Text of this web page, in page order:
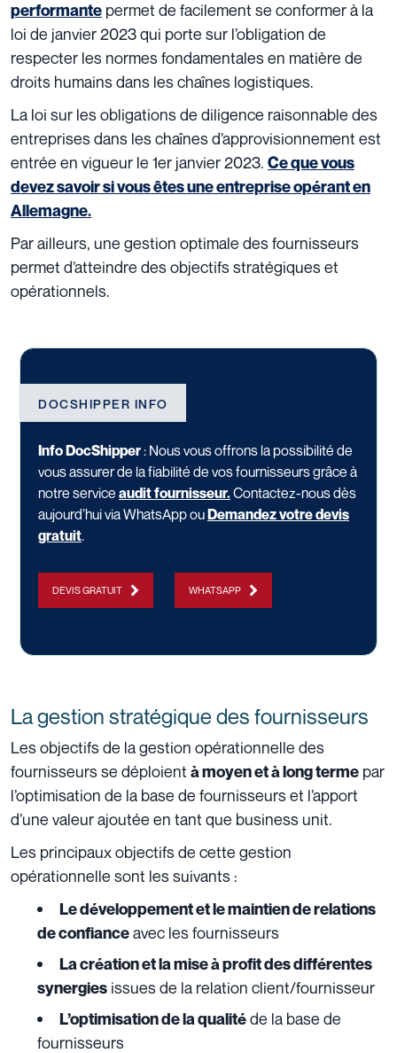
performante permet de facilement se conformer à la
loi de janvier 2023 qui porte sur l’obligation de
respecter les normes fondamentales en matière de
droits humains dans les chaînes logistiques.
La loi sur les obligations de diligence raisonnable des
entreprises dans les chaînes d’approvisionnement est
entrée en vigueur le 1er janvier 2023. Ce que vous
devez savoir si vous êtes une entreprise opérant en
Allemagne.
Par ailleurs, une gestion optimale des fournisseurs
permet d’atteindre des objectifs stratégiques et
opérationnels.
DOCSHIPPER INFO
Info DocShipper: Nous vous offrons la possibilité de
vous assurer de la fiabilité de vos fournisseurs grâce à
notre service audit fournisseur.Contactez-nous dès
aujourd’hui via WhatsApp ouDemandez votre devis
gratuit.
DEVIS GRATUIT WHATSAPP
La gestion stratégique des fournisseurs
Les objectifs de la gestion opérationnelle des
fournisseurs se déploient à moyen et à long terme par
l’optimisation de la base de fournisseurs et l’apport
d’une valeur ajoutée en tant que business unit.
Les principaux objectifs de cette gestion
opérationnelle sont les suivants :
Le développement et le maintien de relations
de confianceavec les fournisseurs
La création et la mise à profit des différentes
synergies issues de la relation client/fournisseur
L’optimisation de la qualitéde la base de
fournisseurs